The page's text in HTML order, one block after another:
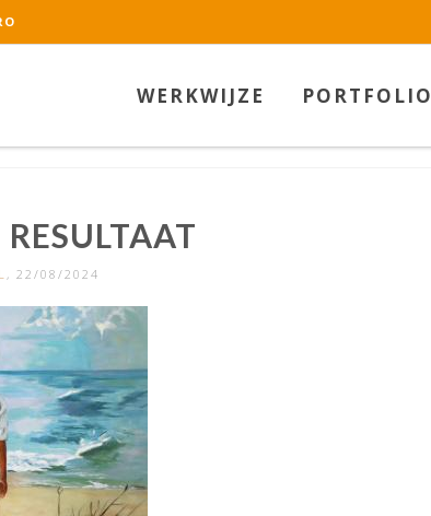
WERKWIJZE PORTFOLIO
, 22/08/2024
De waardering van www.betaalbarekunst.nl bij